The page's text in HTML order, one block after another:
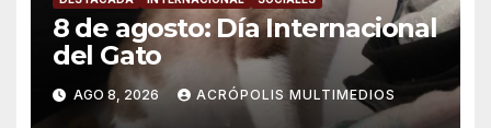
8 de agosto: Día Internacional
del Gato
AGO 8, 2026 ACRÓPOLIS MULTIMEDIOS